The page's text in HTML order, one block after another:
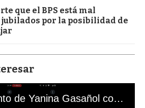
que el BPS está mal
por la posibilidad de
El mal momento de Yanina Gasañol con un hincha argentino en "Subrayado"